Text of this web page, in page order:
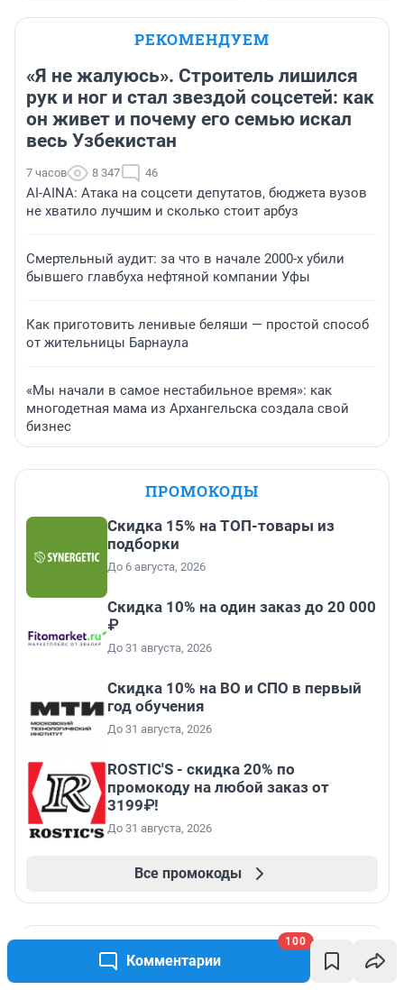
Комментарии
100
РЕКОМЕНДУЕМ
«Я не жалуюсь». Строитель лишился
рук и ног и стал звездой соцсетей: как
он живет и почему его семью искал
весь Узбекистан
7 часов 8 347 46
AI-AINA: Атака на соцсети депутатов, бюджета вузов
не хватило лучшим и сколько стоит арбуз
Смертельный аудит: за что в начале 2000-х убили
бывшего главбуха нефтяной компании Уфы
Как приготовить ленивые беляши — простой способ
от жительницы Барнаула
«Мы начали в самое нестабильное время»: как
многодетная мама из Архангельска создала свой
бизнес
ПРОМОКОДЫ
Скидка 15% на ТОП-товары из
подборки
До 6 августа, 2026
Скидка 10% на один заказ до 20 000
₽
До 31 августа, 2026
Скидка 10% на ВО и СПО в первый
год обучения
До 31 августа, 2026
ROSTIC'S - скидка 20% по
промокоду на любой заказ от
3199₽!
До 31 августа, 2026
Все промокоды